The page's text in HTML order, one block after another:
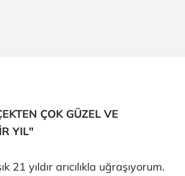
ÇOK GÜZEL VE
YIL"
21 yıldır arıcılıkla uğraşıyorum.